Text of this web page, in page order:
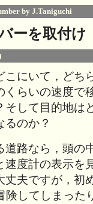
by J.Taniguchi
ーを取付け
こにいて，どち
くらいの速度で
そして目的地は
るのか？
道路なら，頭の
速度計の表示を
丈夫ですが，初
険してしまった